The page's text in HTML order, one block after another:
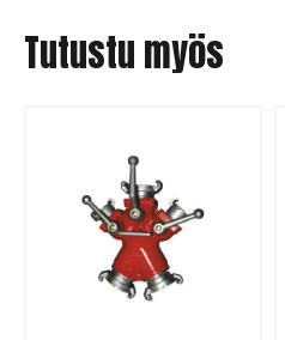
Tutustu myös